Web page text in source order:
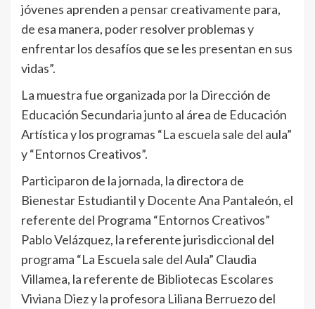
jóvenes aprenden a pensar creativamente para,
de esa manera, poder resolver problemas y
enfrentar los desafíos que se les presentan en sus
vidas”.
La muestra fue organizada por la Dirección de
Educación Secundaria junto al área de Educación
Artística y los programas “La escuela sale del aula”
y “Entornos Creativos”.
Participaron de la jornada, la directora de
Bienestar Estudiantil y Docente Ana Pantaleón, el
referente del Programa “Entornos Creativos”
Pablo Velázquez, la referente jurisdiccional del
programa “La Escuela sale del Aula” Claudia
Villamea, la referente de Bibliotecas Escolares
Viviana Diez y la profesora Liliana Berruezo del